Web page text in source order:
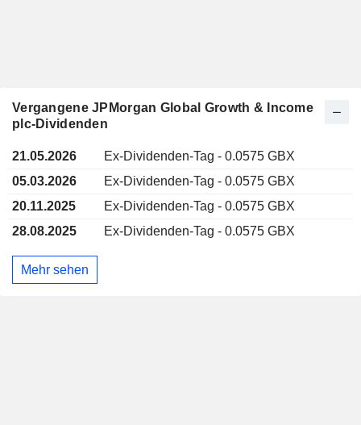
Vergangene JPMorgan Global Growth & Income
plc-Dividenden
21.05.2026
Ex-Dividenden-Tag - 0.0575 GBX
05.03.2026
Ex-Dividenden-Tag - 0.0575 GBX
20.11.2025
Ex-Dividenden-Tag - 0.0575 GBX
28.08.2025
Ex-Dividenden-Tag - 0.0575 GBX
Mehr sehen